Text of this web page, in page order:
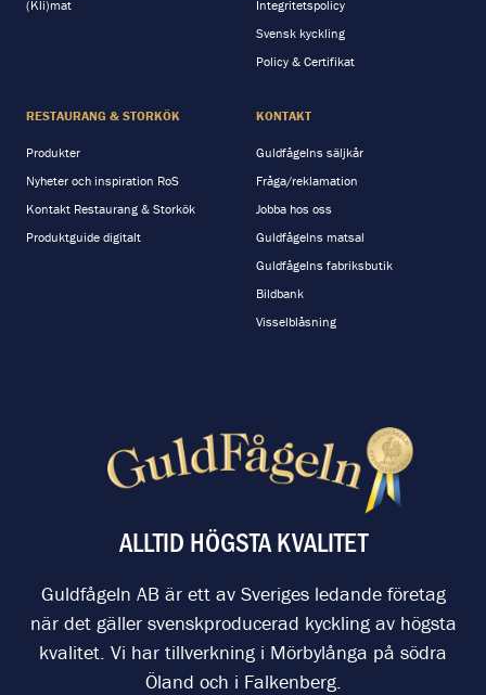
(Kli)mat
Integritetspolicy
Svensk kyckling
Policy & Certifikat
RESTAURANG & STORKÖK
Produkter
Nyheter och inspiration RoS
Kontakt Restaurang & Storkök
Produktguide digitalt
KONTAKT
Guldfågelns säljkår
Fråga/reklamation
Jobba hos oss
Guldfågelns matsal
Guldfågelns fabriksbutik
Bildbank
Visselblåsning
ALLTID HÖGSTA KVALITET
Guldfågeln AB är ett av Sveriges ledande företag
när det gäller svenskproducerad kyckling av högsta
kvalitet. Vi har tillverkning i Mörbylånga på södra
Öland och i Falkenberg.